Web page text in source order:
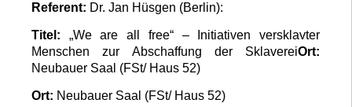
Referent: Dr. Jan Hüsgen (Berlin):
Titel: „We are all free“ – Initiativen versklavter
Menschen zur Abschaffung der SklavereiOrt:
Neubauer Saal (FSt/ Haus 52)
Ort: Neubauer Saal (FSt/ Haus 52)